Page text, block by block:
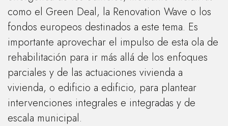
como el Green Deal, la Renovation Wave o los
fondos europeos destinados a este tema. Es
importante aprovechar el impulso de esta ola de
rehabilitación para ir más allá de los enfoques
parciales y de las actuaciones vivienda a
vivienda, o edificio a edificio, para plantear
intervenciones integrales e integradas y de
escala municipal.